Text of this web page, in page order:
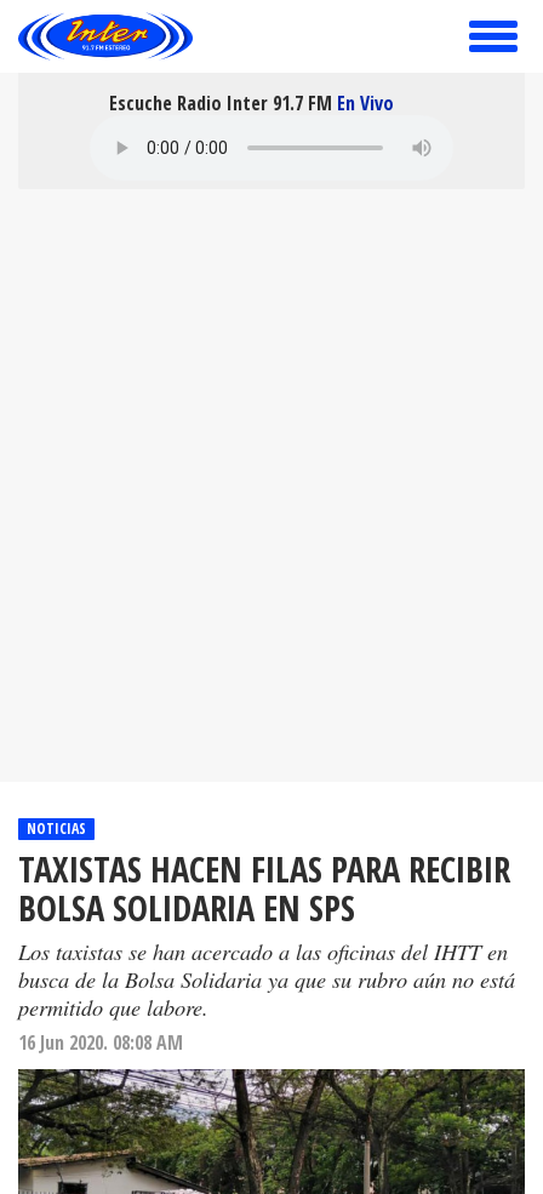
toggle
Escuche Radio Inter 91.7 FM En Vivo
NOTICIAS
TAXISTAS HACEN FILAS PARA RECIBIR
BOLSA SOLIDARIA EN SPS
Los taxistas se han acercado a las oficinas del IHTT en
busca de la Bolsa Solidaria ya que su rubro aún no está
permitido que labore.
16 Jun 2020. 08:08 AM